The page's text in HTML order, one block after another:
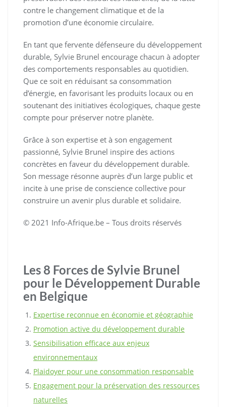
contre le changement climatique et de la
promotion d’une économie circulaire.
En tant que fervente défenseure du développement
durable, Sylvie Brunel encourage chacun à adopter
des comportements responsables au quotidien.
Que ce soit en réduisant sa consommation
d’énergie, en favorisant les produits locaux ou en
soutenant des initiatives écologiques, chaque geste
compte pour préserver notre planète.
Grâce à son expertise et à son engagement
passionné, Sylvie Brunel inspire des actions
concrètes en faveur du développement durable.
Son message résonne auprès d’un large public et
incite à une prise de conscience collective pour
construire un avenir plus durable et solidaire.
© 2021 Info-Afrique.be – Tous droits réservés
Les 8 Forces de Sylvie Brunel
pour le Développement Durable
en Belgique
Expertise reconnue en économie et géographie
Promotion active du développement durable
Sensibilisation efficace aux enjeux
environnementaux
Plaidoyer pour une consommation responsable
Engagement pour la préservation des ressources
naturelles